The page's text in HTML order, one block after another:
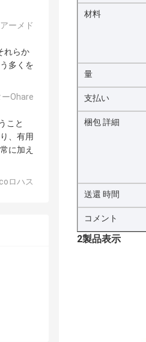
ーメド
れらか
多くを
Ohare
こと
、有用
に加え
ロハス
材料
量
支払い
梱包 詳細
送還 時間
コメント
2製品表示